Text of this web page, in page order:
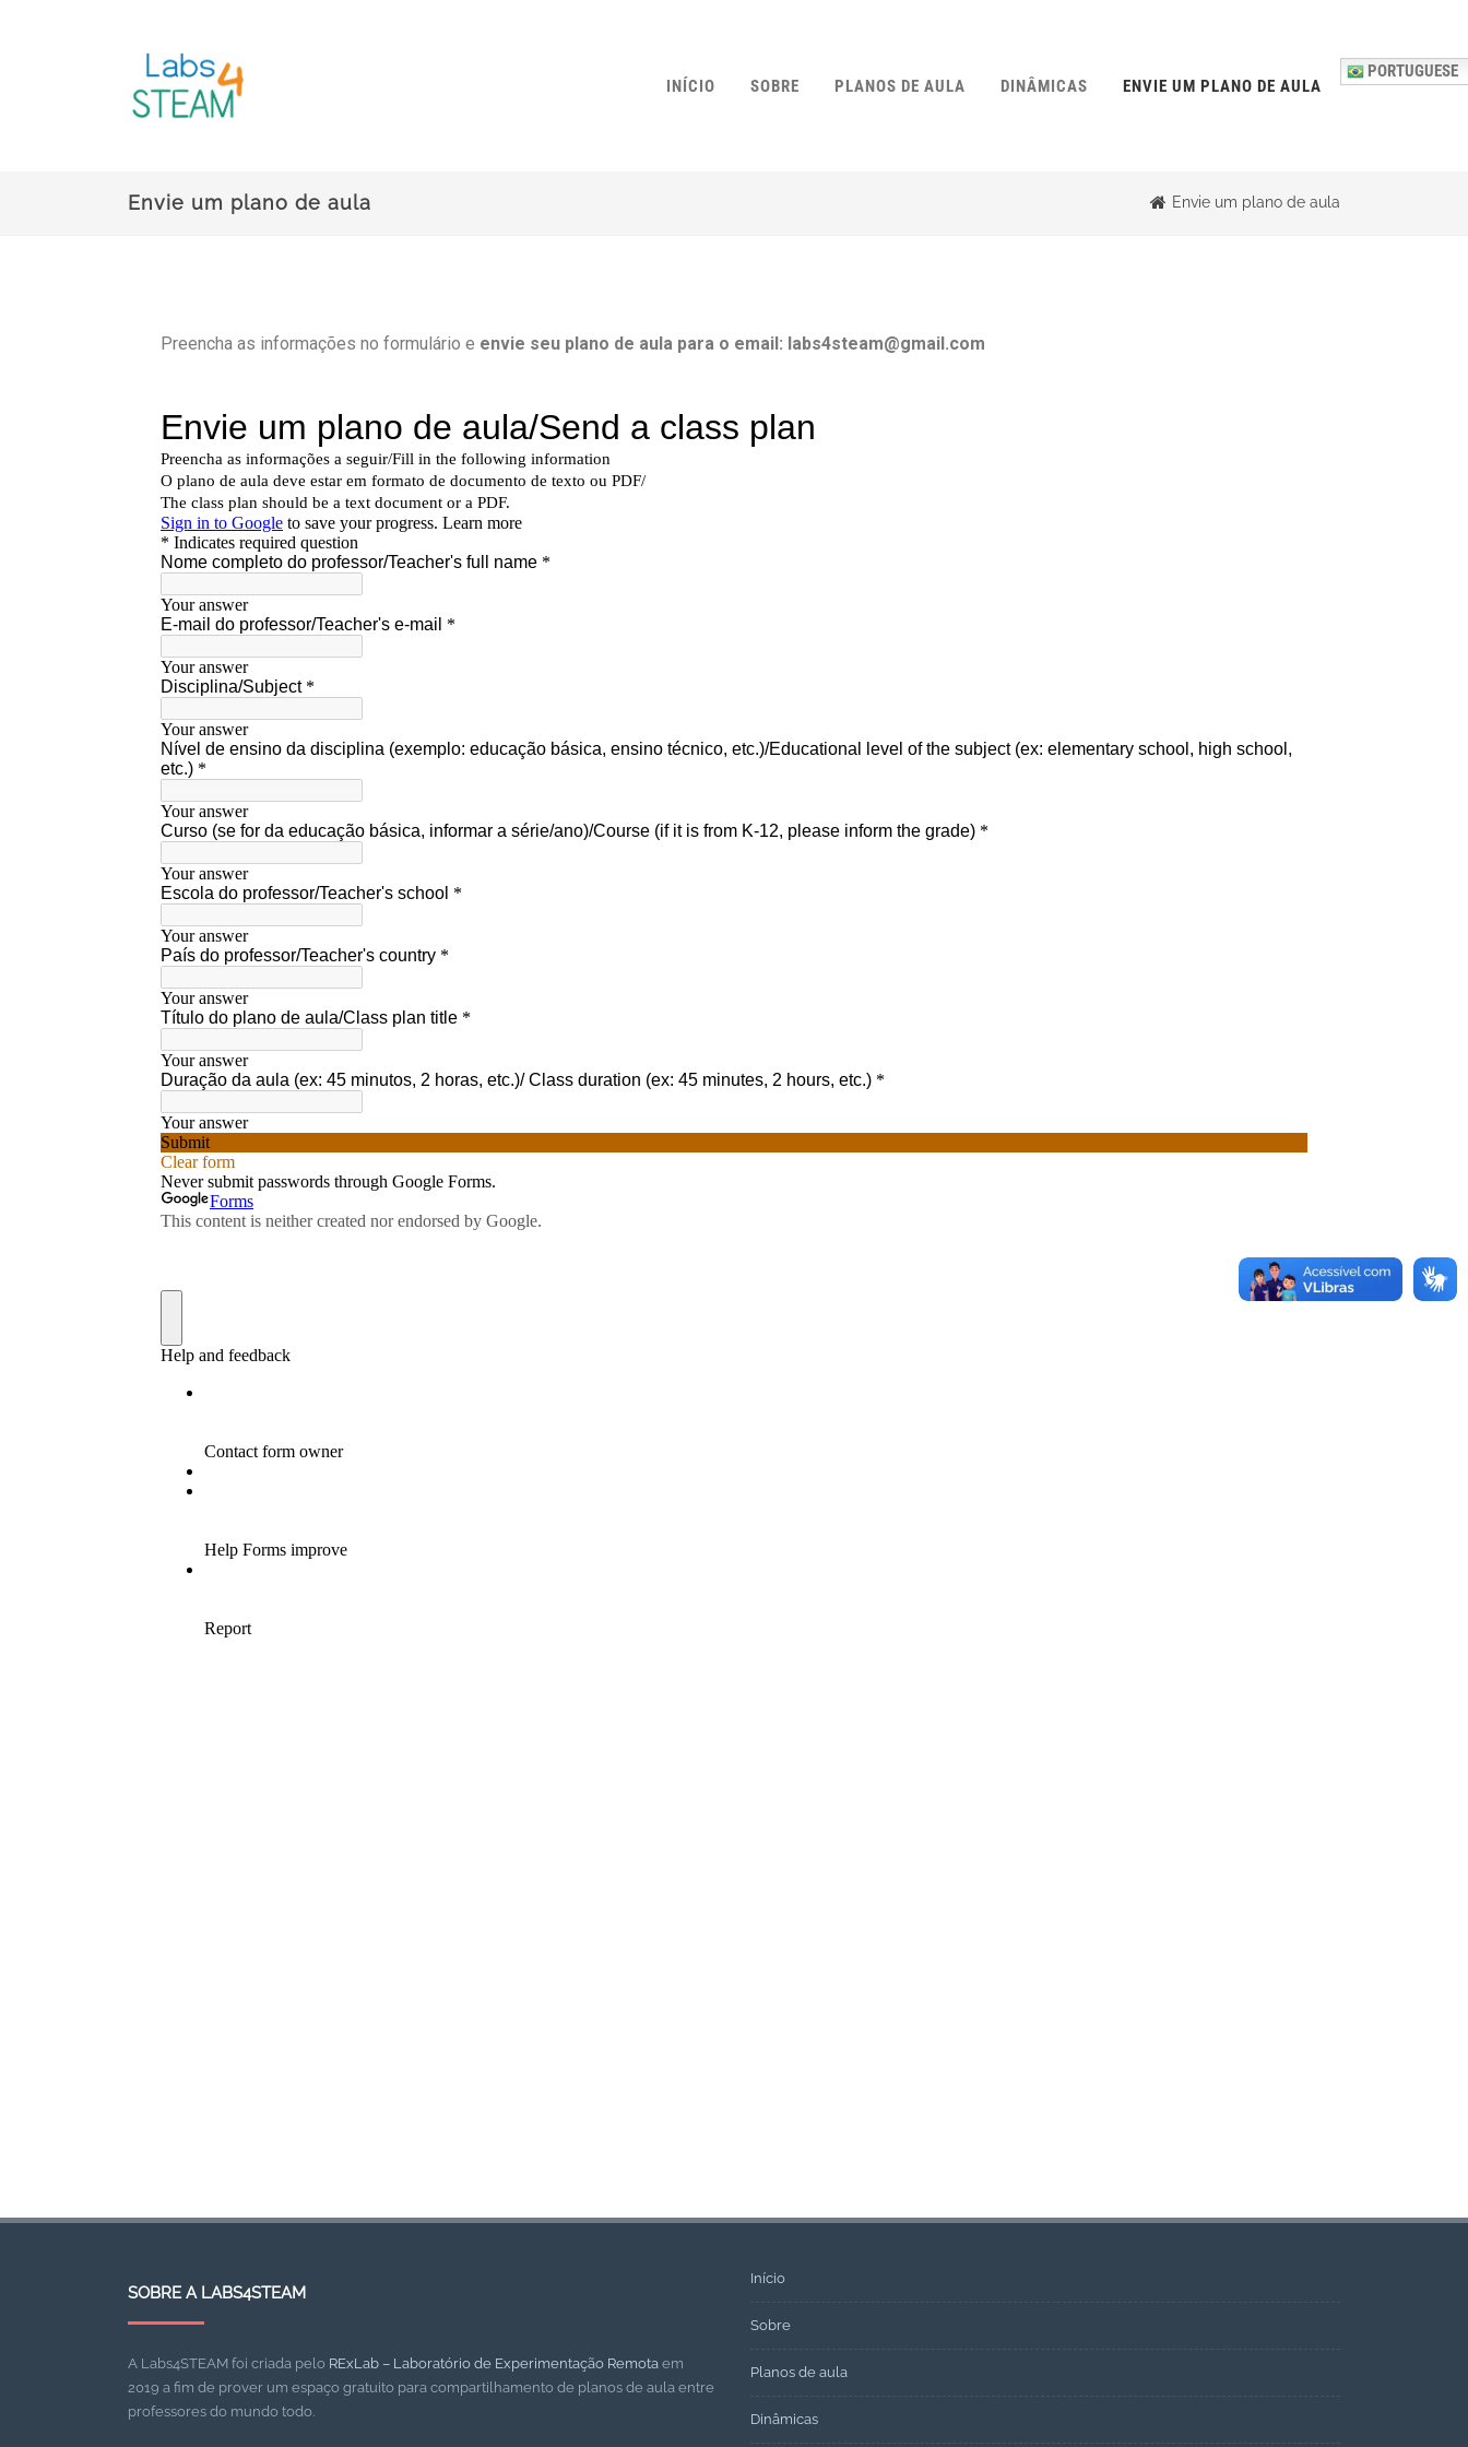
INÍCIO SOBRE PLANOS DE AULA DINÂMICAS ENVIE UM PLANO DE AULA
PORTUGUESE
Envie um plano de aula Envie um plano de aula
Preencha as informações no formulário e envie seu plano de aula para o email: labs4steam@gmail.com
SOBRE A LABS4STEAM
A Labs4STEAM foi criada pelo RExLab – Laboratório de Experimentação Remota em
2019 a fim de prover um espaço gratuito para compartilhamento de planos de aula entre
professores do mundo todo.
Início
Sobre
Planos de aula
Dinâmicas